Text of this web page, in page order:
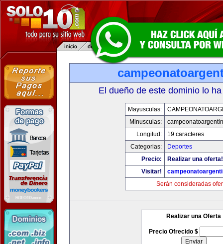
El dueño de este dominio lo
Mayusculas:
Minusculas:
Longitud:
19 caracteres
Categorias:
Deportes
Precio:
Realizar una oferta!
Visitar!
Serán consideradas
Realizar una Oferta
Precio Ofrecido $